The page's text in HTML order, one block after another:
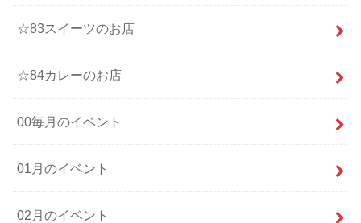
☆83スイーツのお店
☆84カレーのお店
00毎月のイベント
01月のイベント
02月のイベント